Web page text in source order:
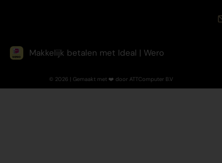
Makkelijk betalen met Ideal | Wero
© 2026 | Gemaakt met ❤️ door ATTComputer B.V